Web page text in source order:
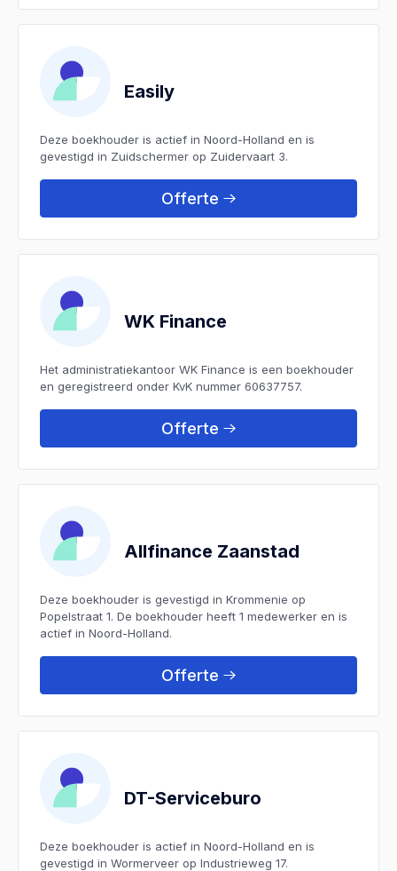
Easily
Deze boekhouder is actief in Noord-Holland en is
gevestigd in Zuidschermer op Zuidervaart 3.
Offerte
WK Finance
Het administratiekantoor WK Finance is een boekhouder
en geregistreerd onder KvK nummer 60637757.
Offerte
Allfinance Zaanstad
Deze boekhouder is gevestigd in Krommenie op
Popelstraat 1. De boekhouder heeft 1 medewerker en is
actief in Noord-Holland.
Offerte
DT-Serviceburo
Deze boekhouder is actief in Noord-Holland en is
gevestigd in Wormerveer op Industrieweg 17.